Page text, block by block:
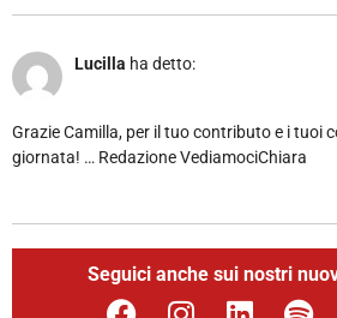
Lucilla ha detto:
Grazie Camilla, per il tuo contributo e i tuoi
giornata! … Redazione VediamociChiara
Seguici anche sui nostri